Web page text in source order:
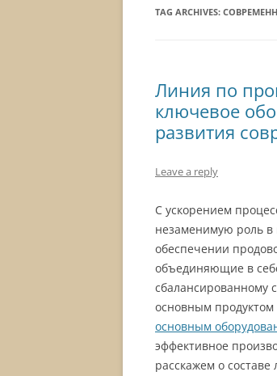
TAG ARCHIVES:
Линия по
ключевое
развития
Leave a reply
С ускорением
незаменимую роль
обеспечении
объединяющие в
сбалансированному
основным
основным
эффективное
расскажем о